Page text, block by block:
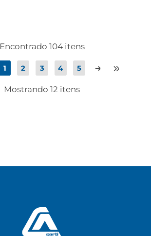
Encontrado 104 itens
1 2 3 4 5 5 5
Mostrando 12 itens